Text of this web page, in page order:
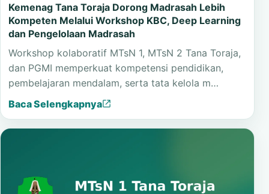
Kemenag Tana Toraja Dorong Madrasah Lebih
Kompeten Melalui Workshop KBC, Deep Learning
dan Pengelolaan Madrasah
Workshop kolaboratif MTsN 1, MTsN 2 Tana Toraja,
dan PGMI memperkuat kompetensi pendidikan,
pembelajaran mendalam, serta tata kelola m…
Baca Selengkapnya